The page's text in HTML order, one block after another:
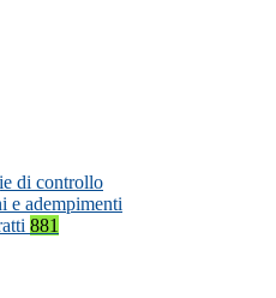
di controllo
e adempimenti
881